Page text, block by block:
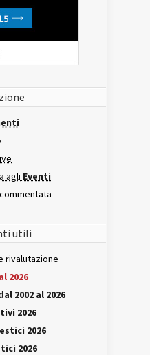
agli Eventi
commentata
utili
rivalutazione
2026
2002 al 2026
2026
2026
2026